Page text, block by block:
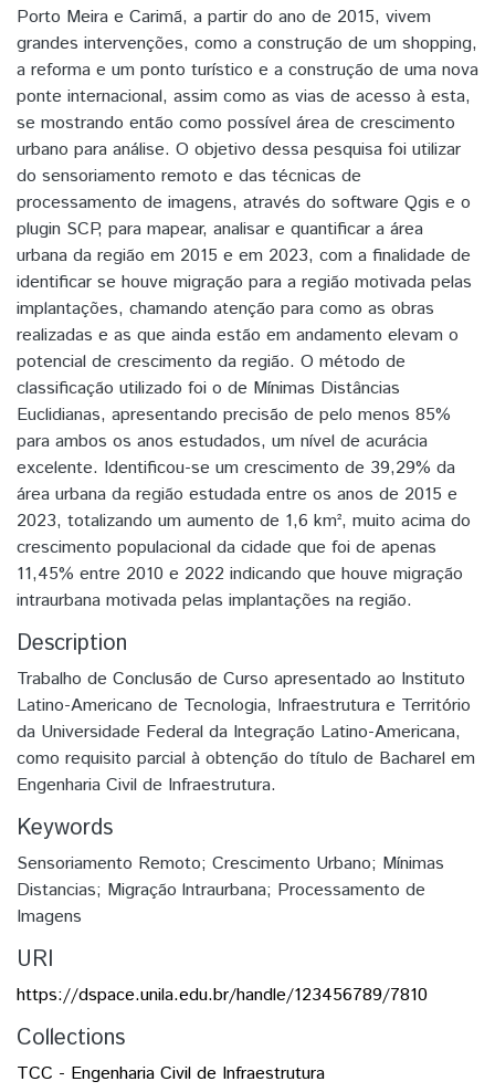
Porto Meira e Carimã, a partir do ano de 2015, vivem
grandes intervenções, como a construção de um shopping,
a reforma e um ponto turístico e a construção de uma nova
ponte internacional, assim como as vias de acesso à esta,
se mostrando então como possível área de crescimento
urbano para análise. O objetivo dessa pesquisa foi utilizar
do sensoriamento remoto e das técnicas de
processamento de imagens, através do software Qgis e o
plugin SCP, para mapear, analisar e quantificar a área
urbana da região em 2015 e em 2023, com a finalidade de
identificar se houve migração para a região motivada pelas
implantações, chamando atenção para como as obras
realizadas e as que ainda estão em andamento elevam o
potencial de crescimento da região. O método de
classificação utilizado foi o de Mínimas Distâncias
Euclidianas, apresentando precisão de pelo menos 85%
para ambos os anos estudados, um nível de acurácia
excelente. Identificou-se um crescimento de 39,29% da
área urbana da região estudada entre os anos de 2015 e
2023, totalizando um aumento de 1,6 km², muito acima do
crescimento populacional da cidade que foi de apenas
11,45% entre 2010 e 2022 indicando que houve migração
intraurbana motivada pelas implantações na região.
Description
Trabalho de Conclusão de Curso apresentado ao Instituto
Latino-Americano de Tecnologia, Infraestrutura e Território
da Universidade Federal da Integração Latino-Americana,
como requisito parcial à obtenção do título de Bacharel em
Engenharia Civil de Infraestrutura.
Keywords
Sensoriamento Remoto; Crescimento Urbano; Mínimas
Distancias; Migração lntraurbana; Processamento de
Imagens
URI
https://dspace.unila.edu.br/handle/123456789/7810
Collections
TCC - Engenharia Civil de Infraestrutura